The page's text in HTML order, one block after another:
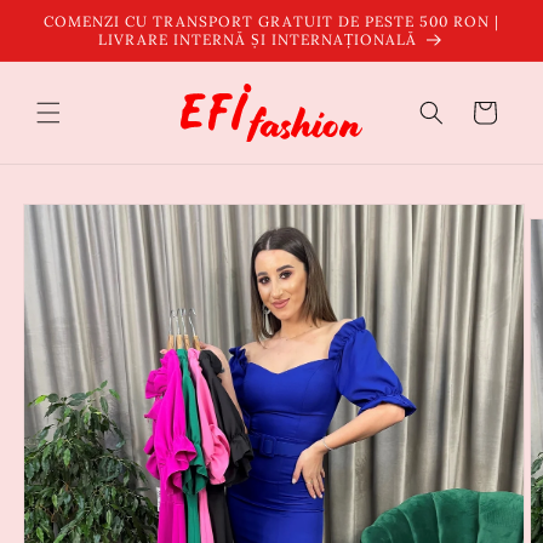
Salt la
conținut
COMENZI CU TRANSPORT GRATUIT DE PESTE 500 RON |
LIVRARE INTERNĂ ȘI INTERNAȚIONALĂ
Coș
informațiile
despre
produs